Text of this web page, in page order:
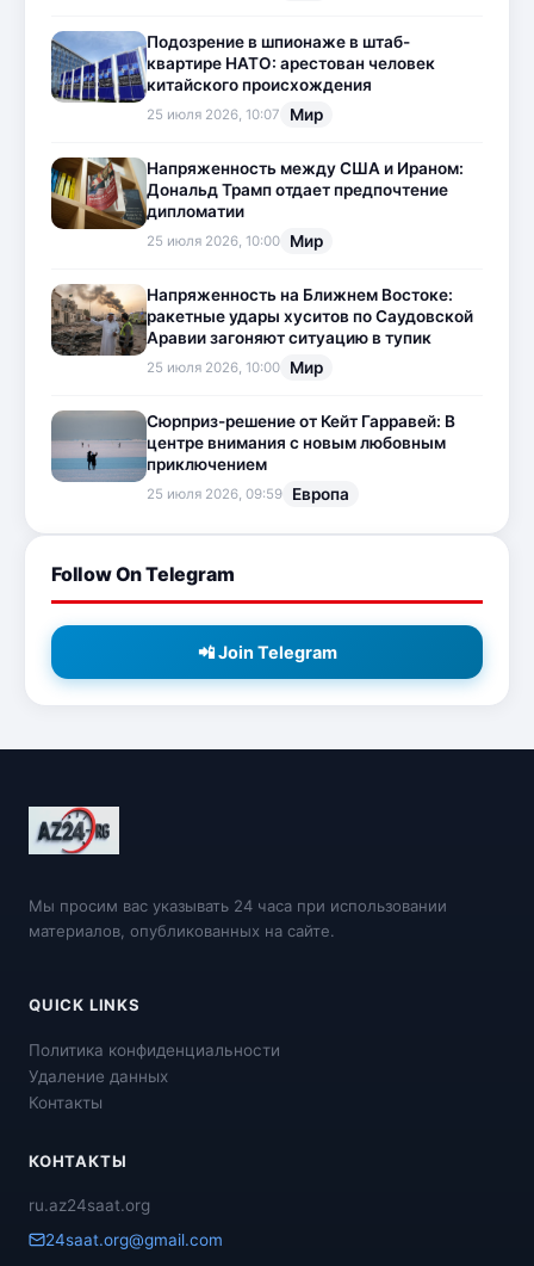
Подозрение в шпионаже в штаб-
квартире НАТО: арестован человек
китайского происхождения
25 июля 2026, 10:07 Мир
Напряженность между США и Ираном:
Дональд Трамп отдает предпочтение
дипломатии
25 июля 2026, 10:00 Мир
Напряженность на Ближнем Востоке:
ракетные удары хуситов по Саудовской
Аравии загоняют ситуацию в тупик
25 июля 2026, 10:00 Мир
Сюрприз-решение от Кейт Гарравей: В
центре внимания с новым любовным
приключением
25 июля 2026, 09:59 Европа
Follow On Telegram
📲 Join Telegram
Мы просим вас указывать 24 часа при использовании
материалов, опубликованных на сайте.
QUICK LINKS
Политика конфиденциальности
Удаление данных
Контакты
КОНТАКТЫ
ru.az24saat.org
24saat.org@gmail.com